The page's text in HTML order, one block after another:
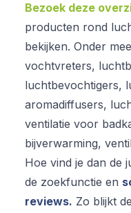
Bezoek deze
producten rond
bekijken. Onder
vochtvreters,
luchtbevochtigers,
aromadiffusers,
ventilatie voor
bijverwarming,
Hoe vind je dan de
de zoekfunctie en
reviews. Zo blijkt de